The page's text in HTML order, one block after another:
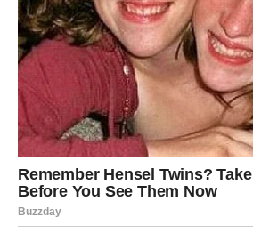
dovoljno.